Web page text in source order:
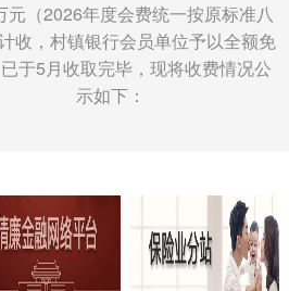
元（2026年度会费统一按原标准八
收，村镇银行会员单位予以全额免
于5月收取完毕，现将收费情况公
示如下：